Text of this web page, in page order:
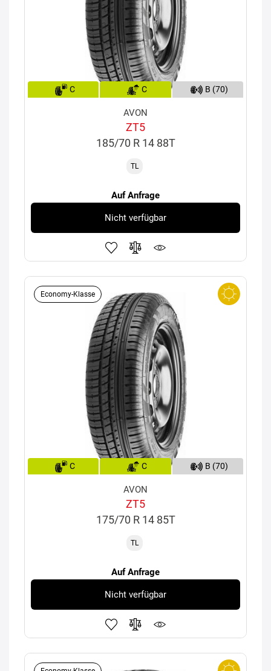
C C B (70)
AVON
ZT5
185/70 R 14 88T
TL
Auf Anfrage
Nicht verfügbar
Economy-Klasse
C C B (70)
AVON
ZT5
175/70 R 14 85T
TL
Auf Anfrage
Nicht verfügbar